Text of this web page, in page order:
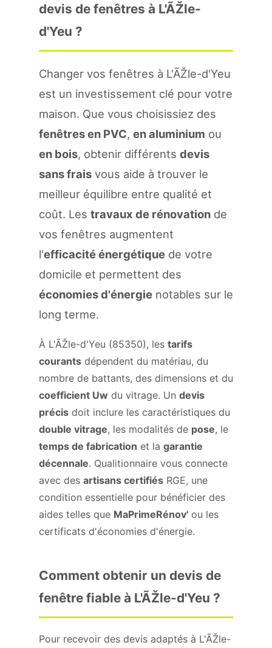
devis de fenêtres à L'ÃŽle-
d'Yeu ?
Changer vos fenêtres à L'ÃŽle-d'Yeu
est un investissement clé pour votre
maison. Que vous choisissiez des
fenêtres en PVC, en aluminium ou
en bois, obtenir différents devis
sans frais vous aide à trouver le
meilleur équilibre entre qualité et
coût. Les travaux de rénovation de
vos fenêtres augmentent
l'efficacité énergétique de votre
domicile et permettent des
économies d'énergie notables sur le
long terme.
À L'ÃŽle-d'Yeu (85350), les tarifs
courants dépendent du matériau, du
nombre de battants, des dimensions et du
coefficient Uw du vitrage. Un devis
précis doit inclure les caractéristiques du
double vitrage, les modalités de pose, le
temps de fabrication et la garantie
décennale. Qualitionnaire vous connecte
avec des artisans certifiés RGE, une
condition essentielle pour bénéficier des
aides telles que MaPrimeRénov' ou les
certificats d'économies d'énergie.
Comment obtenir un devis de
fenêtre fiable à L'ÃŽle-d'Yeu ?
Pour recevoir des devis adaptés à L'ÃŽle-